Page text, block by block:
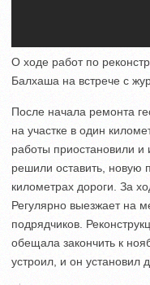
О ходе работ по
Балхаша на встрече с
После начала ремонта
на участке в один
работы приостановили
решили оставить, новую
километрах дороги. За
Регулярно выезжает на
подрядчиков.
обещала закончить к
устроил, и он установил